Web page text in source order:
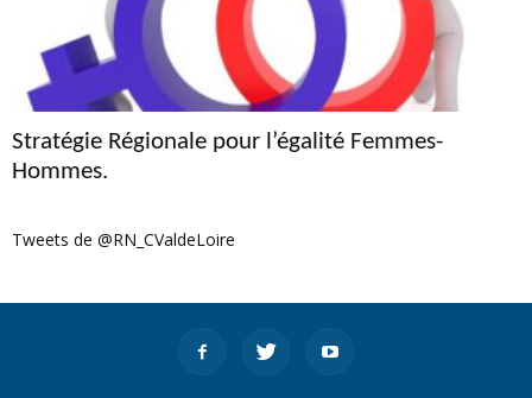
Stratégie Régionale pour l’égalité Femmes-
Hommes.
Tweets de @RN_CValdeLoire